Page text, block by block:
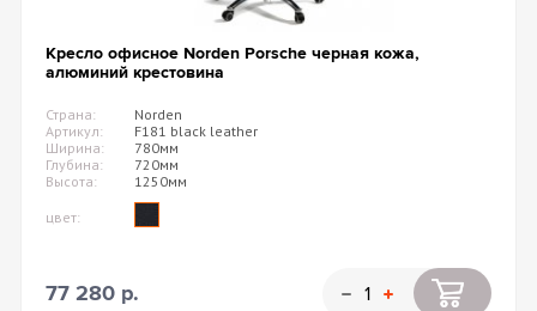
Кресло офисное Norden Porsche черная кожа,
алюминий крестовина
Страна:
Norden
Артикул:
F181 black leather
Ширина:
780мм
Глубина:
720мм
Высота:
1250мм
цвет:
77 280 р.